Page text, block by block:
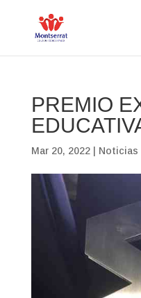
PREMIO
Mar 20, 2022| Noticias